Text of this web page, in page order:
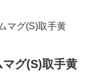
グ(S)取手黄
グ(S)取手黄